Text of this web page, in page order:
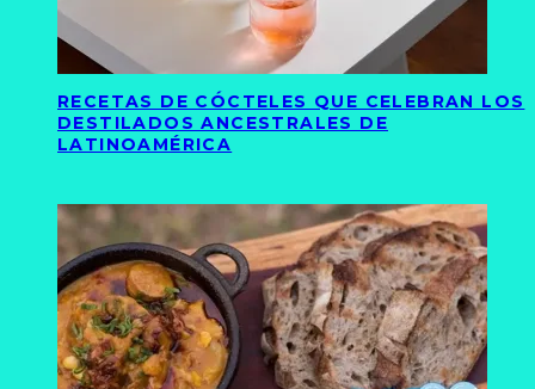
RECETAS DE CÓCTELES QUE CELEBRAN LOS
DESTILADOS ANCESTRALES DE
LATINOAMÉRICA